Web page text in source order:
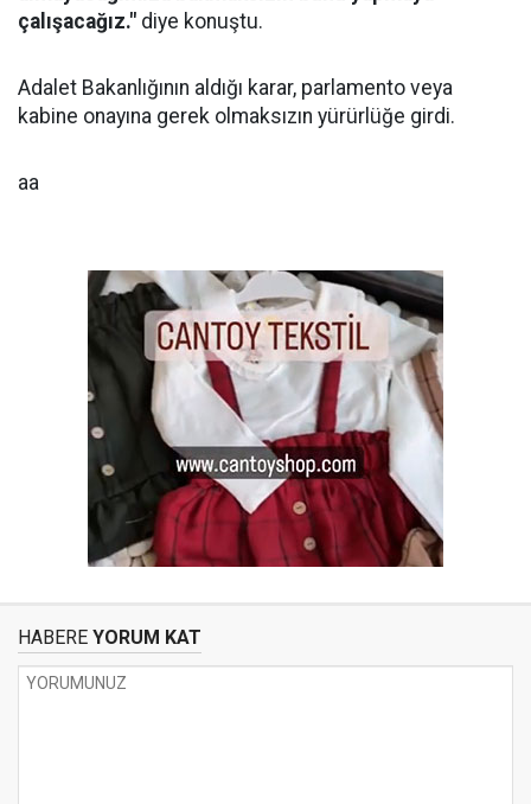
çalışacağız." diye konuştu.
Adalet Bakanlığının aldığı karar, parlamento veya
kabine onayına gerek olmaksızın yürürlüğe girdi.
aa
HABERE YORUM KAT